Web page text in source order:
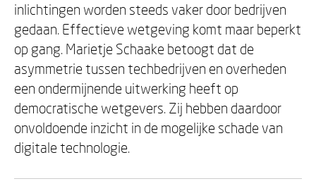
inlichtingen worden steeds vaker door bedrijven
gedaan. Effectieve wetgeving komt maar beperkt
op gang. Marietje Schaake betoogt dat de
asymmetrie tussen techbedrijven en overheden
een ondermijnende uitwerking heeft op
democratische wetgevers. Zij hebben daardoor
onvoldoende inzicht in de mogelijke schade van
digitale technologie.